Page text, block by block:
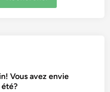
Vous avez envie
été?